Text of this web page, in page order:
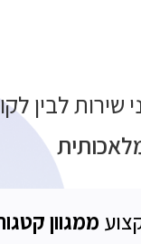
שירות לבין
ממגוון